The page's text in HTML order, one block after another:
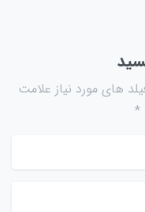
های مورد نیاز علامت
*